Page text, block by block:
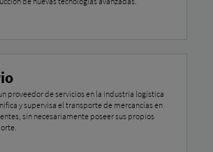
proveedor de servicios en la industria logística
y supervisa el transporte de mercancías en
sin necesariamente poseer sus propios